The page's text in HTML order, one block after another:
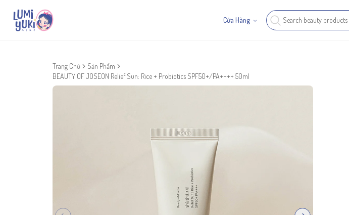
Cửa Hàng
Trang Chủ
Sản Phẩm
BEAUTY OF JOSEON Relief Sun: Rice + Probiotics SPF50+/PA++++ 50ml